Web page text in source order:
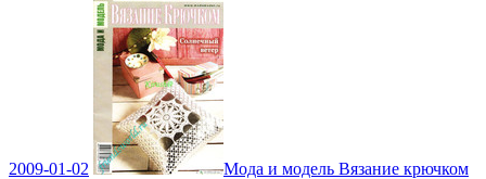
2009-01-02 Мода и модель Вязание крючком